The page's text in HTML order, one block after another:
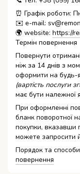
⏰ Графік роботи:
✉️ e-mail:
🌍 website: https://
Термін повернення
Повернути
ніж за 14 днів з
оформити на будь-
(вартість послуги
має бути належної
При оформленні
бланк поворотної
покупки, вказавши
можете запросити
Порядок та
повернення